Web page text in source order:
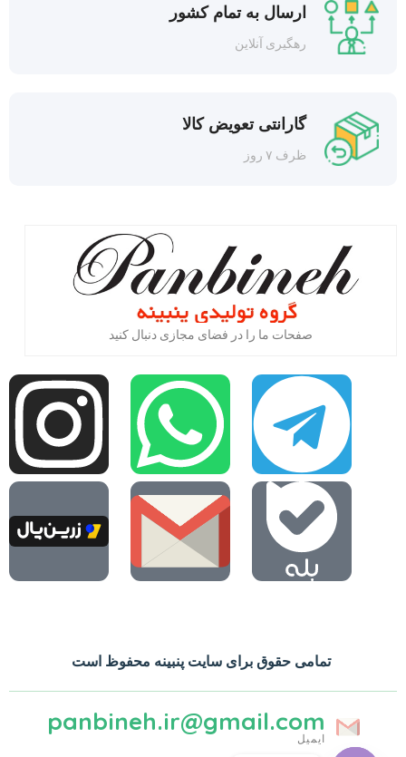
ارسال به تمام کشور
رهگیری آنلاین
گارانتی تعویض کالا
ظرف ۷ روز
صفحات ما را در فضای مجازی دنبال کنید
تمامی حقوق برای سایت پنبینه محفوظ است
panbineh.ir@gmail.com
ایمیل